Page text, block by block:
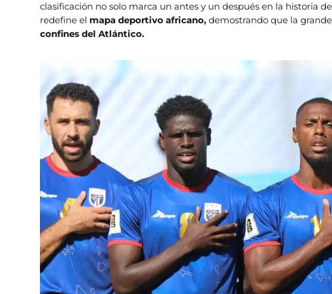
clasificación no solo marca un antes y un después en la historia
redefine el mapa deportivo africano,demostrando que la
confines del Atlántico.